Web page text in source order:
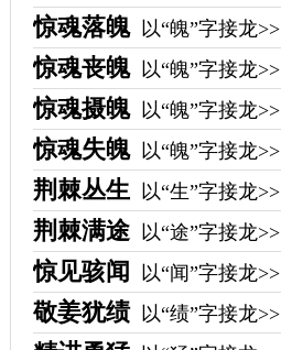
惊魂落魄 以“魄”字接龙>>
惊魂丧魄 以“魄”字接龙>>
惊魂摄魄 以“魄”字接龙>>
惊魂失魄 以“魄”字接龙>>
荆棘丛生 以“生”字接龙>>
荆棘满途 以“途”字接龙>>
惊见骇闻 以“闻”字接龙>>
敬姜犹绩 以“绩”字接龙>>